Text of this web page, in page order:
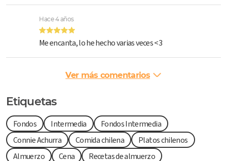
Hace 4 años
Me encanta, lo he hecho varias veces <3
Ver más comentarios
Etiquetas
Fondos Intermedia
Fondos Intermedia
Connie Achurra
Comida chilena
Platos chilenos
Almuerzo
Cena Recetas de almuerzo